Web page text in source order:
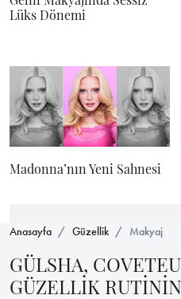
Lüks Dönemi
Madonna’nın Yeni Sahnesi
Anasayfa Güzellik Makyaj
GÜLSHA,
GÜZELLİK